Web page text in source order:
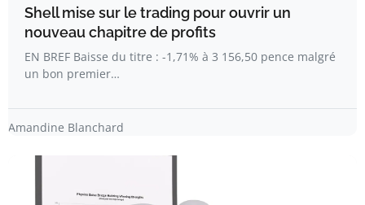
Shell mise sur le trading pour ouvrir un
nouveau chapitre de profits
EN BREF Baisse du titre : -1,71% à 3 156,50 pence malgré
un bon premier…
Amandine Blanchard